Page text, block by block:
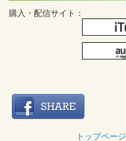
購入・配信サイト：
トップページ